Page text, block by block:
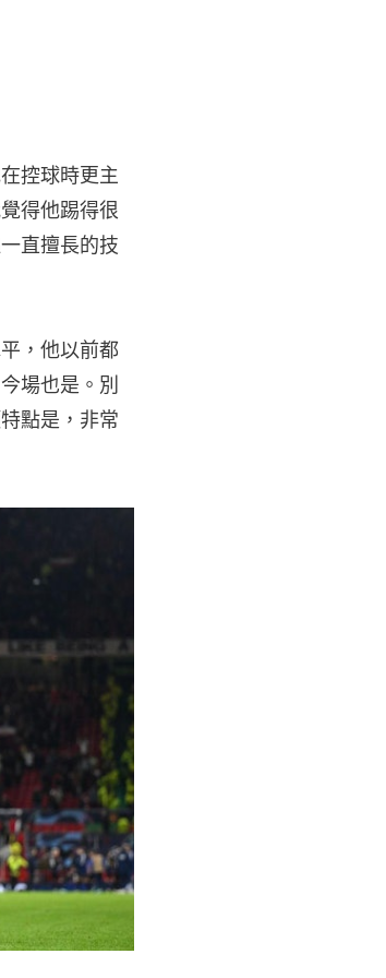
控球時更主
得他踢得很
直擅長的技
，他以前都
場也是。別
點是，非常